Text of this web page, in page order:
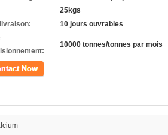
25kgs
10 jours ouvrables
10000 tonnes/tonnes par mois